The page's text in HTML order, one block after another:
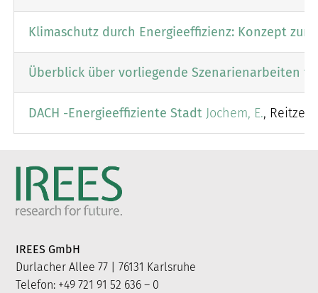
Klimaschutz durch Energieeffizienz: Konzept
Überblick über vorliegende Szenarienarbeiten
DACH -Energieeffiziente Stadt Jochem, E., Reitze,
IREES GmbH
Durlacher Allee 77 | 76131 Karlsruhe
Telefon: +49 721 91 52 636 – 0